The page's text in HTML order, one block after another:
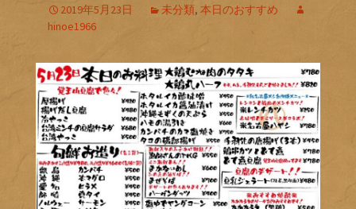
2019年5月23日 未分類, 本日のおすすめ
hinoe1966